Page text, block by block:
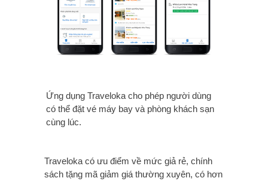
Ứng dụng Traveloka cho phép người dùng
có thể đặt vé máy bay và phòng khách sạn
cùng lúc.
Traveloka có ưu điểm về mức giả rẻ, chính
sách tặng mã giảm giá thường xuyên, có hơn